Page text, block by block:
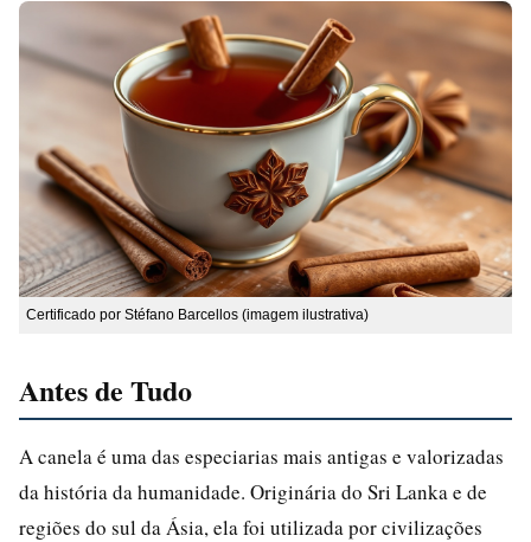
Certificado por Stéfano Barcellos (imagem ilustrativa)
Antes de Tudo
A canela é uma das especiarias mais antigas e valorizadas
da história da humanidade. Originária do Sri Lanka e de
regiões do sul da Ásia, ela foi utilizada por civilizações